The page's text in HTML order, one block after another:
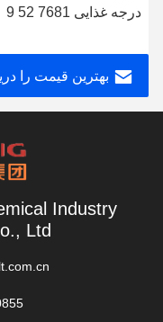
درجه غذایی 7681 52 9
بهترین قیمت را
Industry
Ltd.